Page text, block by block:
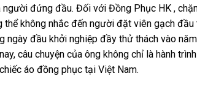
đứng đầu. Đối với Đồng Phục HK ,
không nhắc đến người đặt viên gạch đầu
ngày đầu khởi nghiệp đầy thử thách vào
câu chuyện của ông không chỉ là hành
áo đồng phục tại Việt Nam.